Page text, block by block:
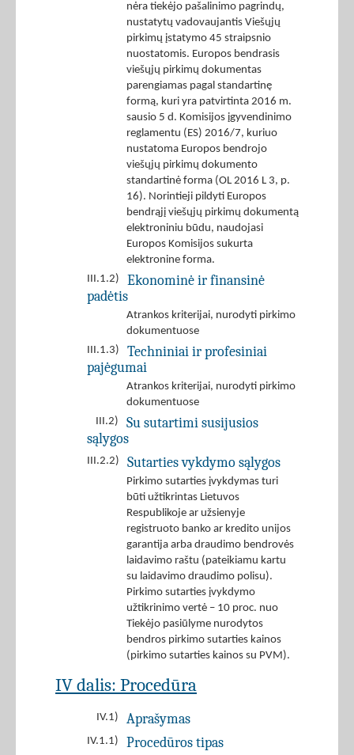
nėra tiekėjo pašalinimo pagrindų,
nustatytų vadovaujantis Viešųjų
pirkimų įstatymo 45 straipsnio
nuostatomis. Europos bendrasis
viešųjų pirkimų dokumentas
parengiamas pagal standartinę
formą, kuri yra patvirtinta 2016 m.
sausio 5 d. Komisijos įgyvendinimo
reglamentu (ES) 2016/7, kuriuo
nustatoma Europos bendrojo
viešųjų pirkimų dokumento
standartinė forma (OL 2016 L 3, p.
16). Norintieji pildyti Europos
bendrąjį viešųjų pirkimų dokumentą
elektroniniu būdu, naudojasi
Europos Komisijos sukurta
elektronine forma.
III.1.2)
Ekonominė ir finansinė
padėtis
Atrankos kriterijai, nurodyti pirkimo
dokumentuose
III.1.3)
Techniniai ir profesiniai
pajėgumai
Atrankos kriterijai, nurodyti pirkimo
dokumentuose
III.2)
Su sutartimi susijusios
sąlygos
III.2.2) Sutarties vykdymo sąlygos
Pirkimo sutarties įvykdymas turi
būti užtikrintas Lietuvos
Respublikoje ar užsienyje
registruoto banko ar kredito unijos
garantija arba draudimo bendrovės
laidavimo raštu (pateikiamu kartu
su laidavimo draudimo polisu).
Pirkimo sutarties įvykdymo
užtikrinimo vertė – 10 proc. nuo
Tiekėjo pasiūlyme nurodytos
bendros pirkimo sutarties kainos
(pirkimo sutarties kainos su PVM).
IV dalis: Procedūra
IV.1) Aprašymas
IV.1.1) Procedūros tipas